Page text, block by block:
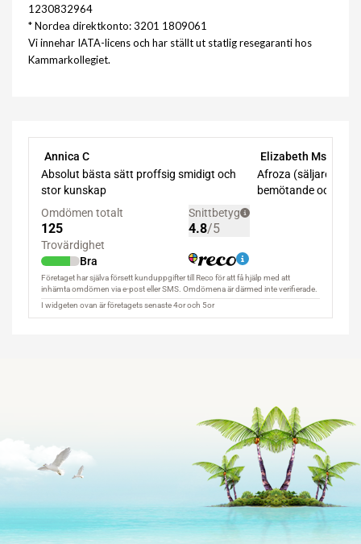
1230832964
* Nordea direktkonto: 3201 1809061
Vi innehar IATA-licens och har ställt ut statlig resegaranti hos
Kammarkollegiet.